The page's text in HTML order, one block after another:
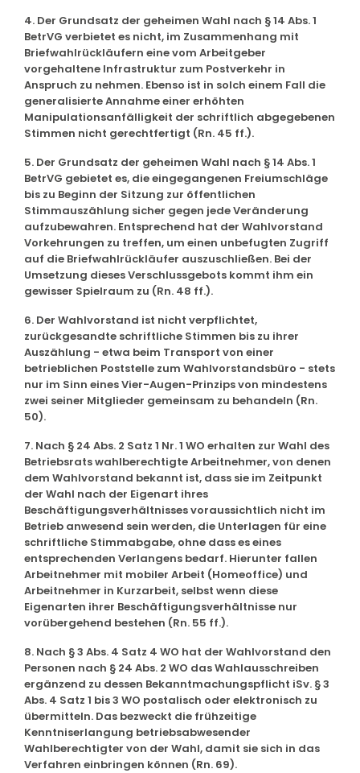
4. Der Grundsatz der geheimen Wahl nach § 14 Abs. 1
BetrVG verbietet es nicht, im Zusammenhang mit
Briefwahlrückläufern eine vom Arbeitgeber
vorgehaltene Infrastruktur zum Postverkehr in
Anspruch zu nehmen. Ebenso ist in solch einem Fall die
generalisierte Annahme einer erhöhten
Manipulationsanfälligkeit der schriftlich abgegebenen
Stimmen nicht gerechtfertigt (Rn. 45 ff.).
5. Der Grundsatz der geheimen Wahl nach § 14 Abs. 1
BetrVG gebietet es, die eingegangenen Freiumschläge
bis zu Beginn der Sitzung zur öffentlichen
Stimmauszählung sicher gegen jede Veränderung
aufzubewahren. Entsprechend hat der Wahlvorstand
Vorkehrungen zu treffen, um einen unbefugten Zugriff
auf die Briefwahlrückläufer auszuschließen. Bei der
Umsetzung dieses Verschlussgebots kommt ihm ein
gewisser Spielraum zu (Rn. 48 ff.).
6. Der Wahlvorstand ist nicht verpflichtet,
zurückgesandte schriftliche Stimmen bis zu ihrer
Auszählung - etwa beim Transport von einer
betrieblichen Poststelle zum Wahlvorstandsbüro - stets
nur im Sinn eines Vier-Augen-Prinzips von mindestens
zwei seiner Mitglieder gemeinsam zu behandeln (Rn.
50).
7. Nach § 24 Abs. 2 Satz 1 Nr. 1 WO erhalten zur Wahl des
Betriebsrats wahlberechtigte Arbeitnehmer, von denen
dem Wahlvorstand bekannt ist, dass sie im Zeitpunkt
der Wahl nach der Eigenart ihres
Beschäftigungsverhältnisses voraussichtlich nicht im
Betrieb anwesend sein werden, die Unterlagen für eine
schriftliche Stimmabgabe, ohne dass es eines
entsprechenden Verlangens bedarf. Hierunter fallen
Arbeitnehmer mit mobiler Arbeit (Homeoffice) und
Arbeitnehmer in Kurzarbeit, selbst wenn diese
Eigenarten ihrer Beschäftigungsverhältnisse nur
vorübergehend bestehen (Rn. 55 ff.).
8. Nach § 3 Abs. 4 Satz 4 WO hat der Wahlvorstand den
Personen nach § 24 Abs. 2 WO das Wahlausschreiben
ergänzend zu dessen Bekanntmachungspflicht iSv. § 3
Abs. 4 Satz 1 bis 3 WO postalisch oder elektronisch zu
übermitteln. Das bezweckt die frühzeitige
Kenntniserlangung betriebsabwesender
Wahlberechtigter von der Wahl, damit sie sich in das
Verfahren einbringen können (Rn. 69).